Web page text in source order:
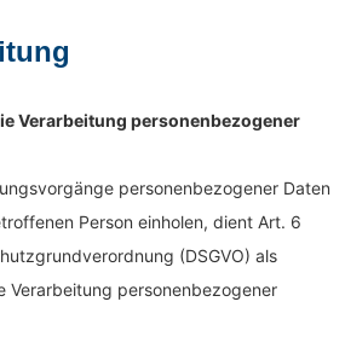
Verarbeitung personenbezogener
personenbezogener Daten
Person einholen, dient Art. 6
(DSGVO) als
Verarbeitung personenbezogener